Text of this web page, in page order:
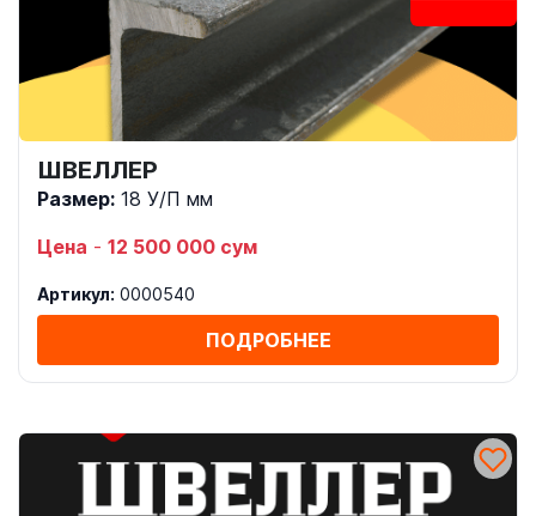
ШВЕЛЛЕР
Размер: 18 У/П мм
Цена - 12 500 000 сум
Артикул: 0000540
ПОДРОБНЕЕ